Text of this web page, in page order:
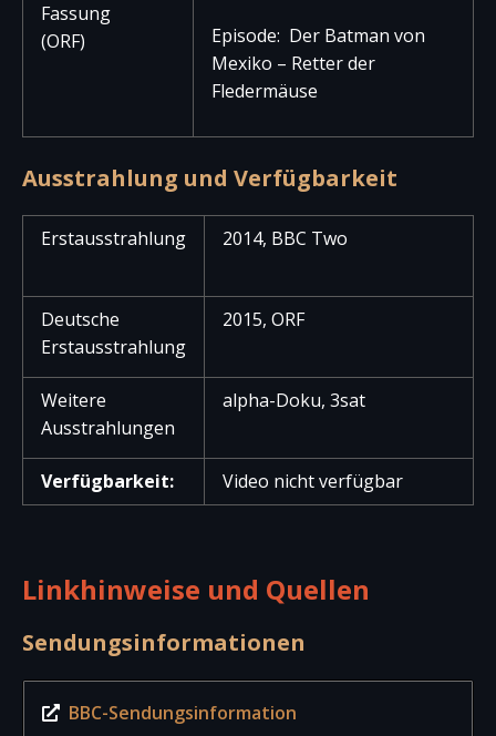
Fassung
(ORF)
Episode: Der Batman von
Mexiko – Retter der
Fledermäuse
Ausstrahlung und Verfügbarkeit
Erstausstrahlung 2014, BBC Two
Deutsche
Erstausstrahlung
2015, ORF
Weitere
Ausstrahlungen
alpha-Doku, 3sat
Verfügbarkeit: Video nicht verfügbar
Linkhinweise und Quellen
Sendungsinformationen
BBC-Sendungsinformation